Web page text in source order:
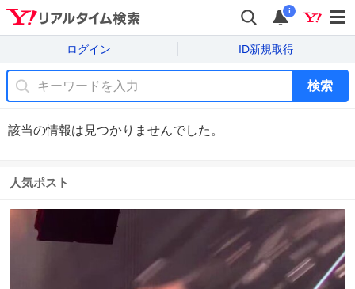
i
ログイン ID新規取得
検索
該当の情報は見つかりませんでした。
人気ポスト